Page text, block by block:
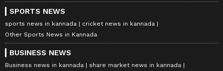
SPORTS NEWS
sports news in kannada
cricket news in kannada
Other Sports News in Kannada
BUSINESS NEWS
Business news in kannada
share market news in kannada